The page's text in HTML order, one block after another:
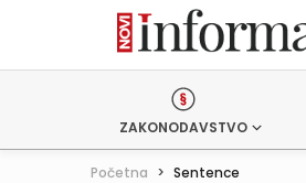
ZAKONODAVSTVO
Početna > Sentence